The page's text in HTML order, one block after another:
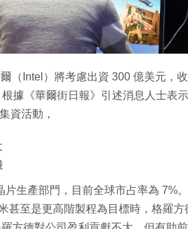
爾（Intel）將考慮出資 300 億美元，
據《華爾街日報》引述消息人士表
資活動，
片生產部門，目前全球市占率為 7%
甚至是更高階製程為目標時，格羅